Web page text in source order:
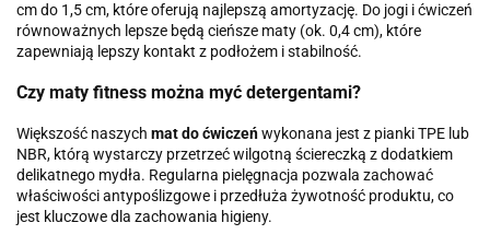
cm do 1,5 cm, które oferują najlepszą amortyzację. Do jogi i ćwiczeń
równoważnych lepsze będą cieńsze maty (ok. 0,4 cm), które
zapewniają lepszy kontakt z podłożem i stabilność.
Czy maty fitness można myć detergentami?
Większość naszych mat do ćwiczeńwykonana jest z pianki TPE lub
NBR, którą wystarczy przetrzeć wilgotną ściereczką z dodatkiem
delikatnego mydła. Regularna pielęgnacja pozwala zachować
właściwości antypoślizgowe i przedłuża żywotność produktu, co
jest kluczowe dla zachowania higieny.